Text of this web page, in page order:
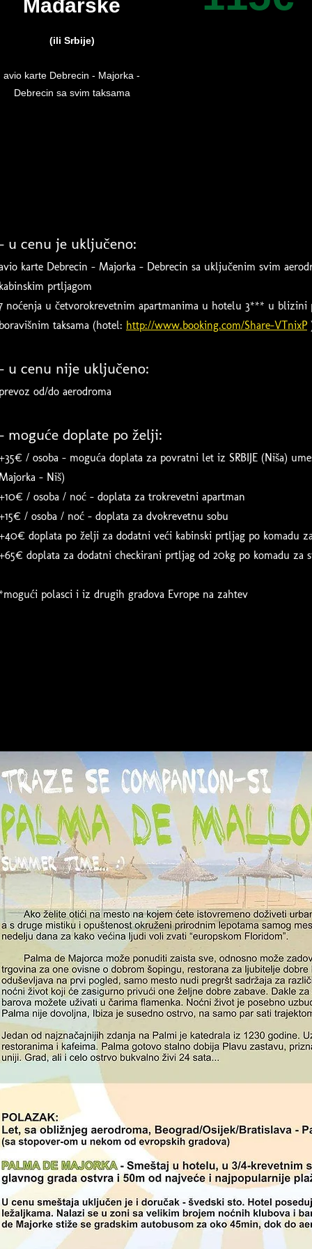
Mađarske
(ili Srbije)
avio karte Debrecin - Majorka -
Debrecin sa svim taksama
u cenu je uključeno:
karte Debrecin - Majorka - Debrecin sa uključenim svim
prtljagom
noćenja u četvorokrevetnim apartmanima u hotelu 3*** u blizini
taksama (hotel: http://www.booking.com/Share-VTnixP
u cenu nije uključeno:
od/do aerodroma
moguće doplate po želji:
/ osoba - moguća doplata za povratni let iz SRBIJE (Niša)
- Niš)
/ osoba / noć - doplata za trokrevetni apartman
/ osoba / noć - doplata za dvokrevetnu sobu
doplata po želji za dodatni veći kabinski prtljag po komadu
doplata za dodatni checkirani prtljag od 20kg po komadu za
polasci i iz drugih gradova Evrope na zahtev